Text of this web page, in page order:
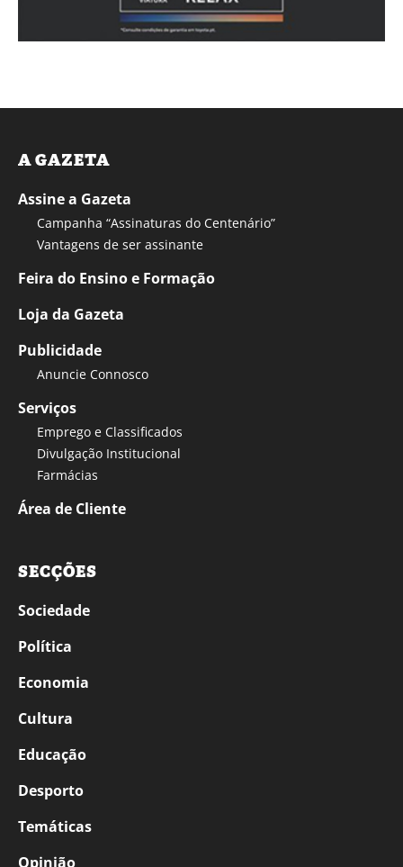
A GAZETA
Assine a Gazeta
Campanha “Assinaturas do Centenário”
Vantagens de ser assinante
Feira do Ensino e Formação
Loja da Gazeta
Publicidade
Anuncie Connosco
Serviços
Emprego e Classificados
Divulgação Institucional
Farmácias
Área de Cliente
SECÇÕES
Sociedade
Política
Economia
Cultura
Educação
Desporto
Temáticas
Opinião